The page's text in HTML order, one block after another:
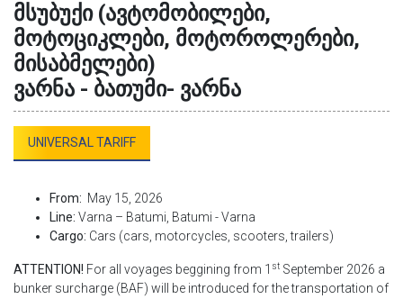
ᲛᲡᲣᲑᲣᲥᲘ (ᲐᲕᲢᲝᲛᲝᲑᲘᲚᲔᲑᲘ,
ᲛᲝᲢᲝᲪᲘᲙᲚᲔᲑᲘ, ᲛᲝᲢᲝᲠᲝᲚᲔᲠᲔᲑᲘ,
ᲛᲘᲡᲐᲑᲛᲔᲚᲔᲑᲘ)
ᲕᲐᲠᲜᲐ - ᲑᲐᲗᲣᲛᲘ- ᲕᲐᲠᲜᲐ
UNIVERSAL TARIFF
From: May 15, 2026
Line: Varna – Batumi, Batumi - Varna
Cargo: Cars (cars, motorcycles, scooters, trailers)
ATTENTION! For all voyages beggining from 1 st September 2026 a
bunker surcharge (BAF) will be introduced for the transportation of